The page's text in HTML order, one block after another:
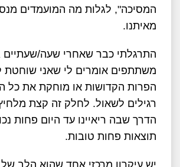
המסיכה", לגלות מה המועמדים
מאיתנו.
התרגלתי כבר שאחרי שעה/שעתיים
משתתפים אומרים לי שאני
הפרות הקדושות או מוחקת את כל
רגילים לשאול. לחלק זה קצת
הדרך שבה ריאיינו עד היום פחות
תוצאות פחות טובות.